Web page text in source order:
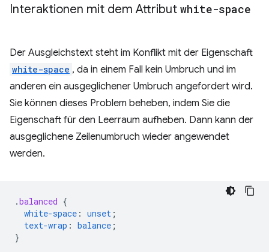
Interaktionen mit dem Attribut white-space
Der Ausgleichstext steht im Konflikt mit der Eigenschaft
white-space , da in einem Fall kein Umbruch und im
anderen ein ausgeglichener Umbruch angefordert wird.
Sie können dieses Problem beheben, indem Sie die
Eigenschaft für den Leerraum aufheben. Dann kann der
ausgeglichene Zeilenumbruch wieder angewendet
werden.
.balanced {
white-space : unset ;
text-wrap : balance ;
}